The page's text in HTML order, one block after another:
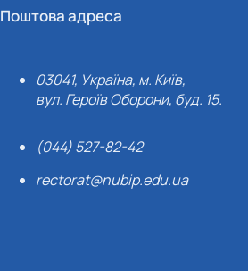
Поштова адреса
03041, Україна, м. Київ,
вул. Героїв Оборони, буд. 15.
(044) 527-82-42
rectorat@nubip.edu.ua